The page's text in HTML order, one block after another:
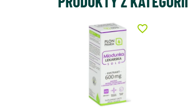
favorite_border